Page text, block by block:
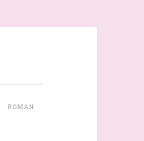
ROMAN